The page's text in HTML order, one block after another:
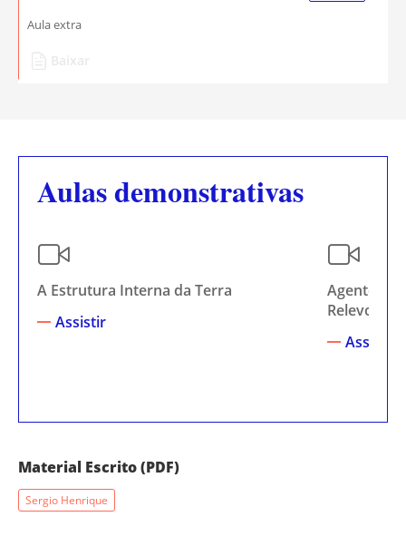
Aula extra
Aulas demonstrativas
A Estrutura Interna da Terra
Assistir
Agentes
Relevo: O
Assistir
Material Escrito (PDF)
Sergio Henrique